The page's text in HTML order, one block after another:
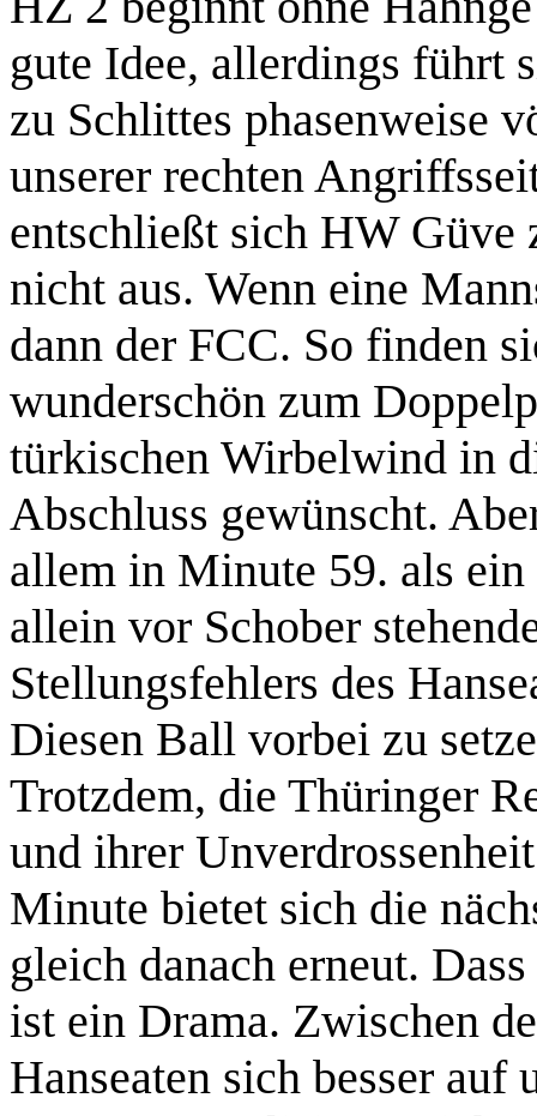
gute Idee, allerdings führt
zu Schlittes phasenweise
unserer rechten
entschließt sich HW
nicht aus. Wenn eine
dann der FCC. So finden
wunderschön zum
türkischen Wirbelwind in
Abschluss gewünscht.
allem in Minute 59. als
allein vor Schober
Stellungsfehlers des
Diesen Ball vorbei zu
Trotzdem, die Thüringer
und ihrer
Minute bietet sich die
gleich danach erneut.
ist ein Drama. Zwischen
Hanseaten sich besser auf